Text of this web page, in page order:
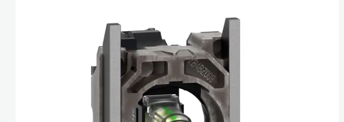
Fonksiyonlu Röleler
Hız Kontrol Cihazları
Kumanda Butonları ve Sinyal
Lambaları
Güç Kaynakları ve Trafolar
Minyatür Röleler
Enerji Analizatörleri
Endüstriyel
Endüktif
Fotoelektrik
Basınç
Silindirik